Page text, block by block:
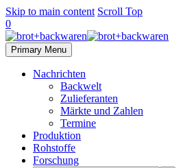
Skip to main content Scroll Top
0
Primary Menu
Nachrichten
Backwelt
Zulieferanten
Märkte und Zahlen
Termine
Produktion
Rohstoffe
Forschung